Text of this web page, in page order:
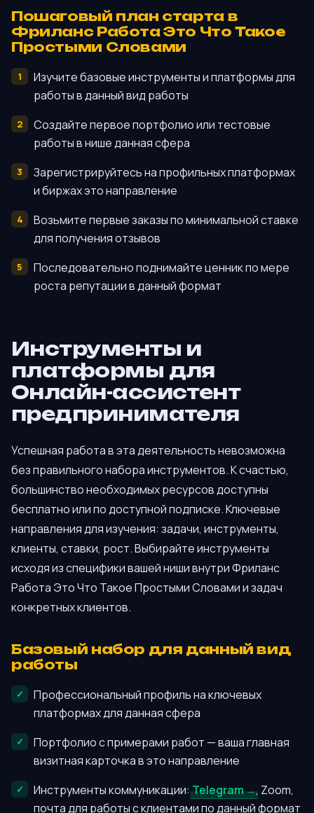
Пошаговый план старта в
Фриланс Работа Это Что Такое
Простыми Словами
Изучите базовые инструменты и платформы для
работы в данный вид работы
Создайте первое портфолио или тестовые
работы в нише данная сфера
Зарегистрируйтесь на профильных платформах
и биржах это направление
Возьмите первые заказы по минимальной ставке
для получения отзывов
Последовательно поднимайте ценник по мере
роста репутации в данный формат
Инструменты и
платформы для
Онлайн-ассистент
предпринимателя
Успешная работа в эта деятельность невозможна
без правильного набора инструментов. К счастью,
большинство необходимых ресурсов доступны
бесплатно или по доступной подписке. Ключевые
направления для изучения: задачи, инструменты,
клиенты, ставки, рост. Выбирайте инструменты
исходя из специфики вашей ниши внутри Фриланс
Работа Это Что Такое Простыми Словами и задач
конкретных клиентов.
Базовый набор для данный вид
работы
Профессиональный профиль на ключевых
платформах для данная сфера
Портфолио с примерами работ — ваша главная
визитная карточка в это направление
Инструменты коммуникации:Telegram
, Zoom,
почта для работы с клиентами по данный формат